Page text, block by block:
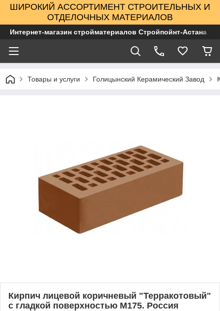
ШИРОКИЙ АССОРТИМЕНТ СТРОИТЕЛЬНЫХ И
ОТДЕЛОЧНЫХ МАТЕРИАЛОВ
Интернет-магазин стройматериалов Стройпойнт-Астана
Товары и услуги Голицынский Керамический Завод
Кирпич лицевой коричневый "Терракотовый"
с гладкой поверхностью М175. Россия